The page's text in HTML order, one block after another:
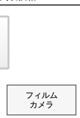
フィルム
カメラ